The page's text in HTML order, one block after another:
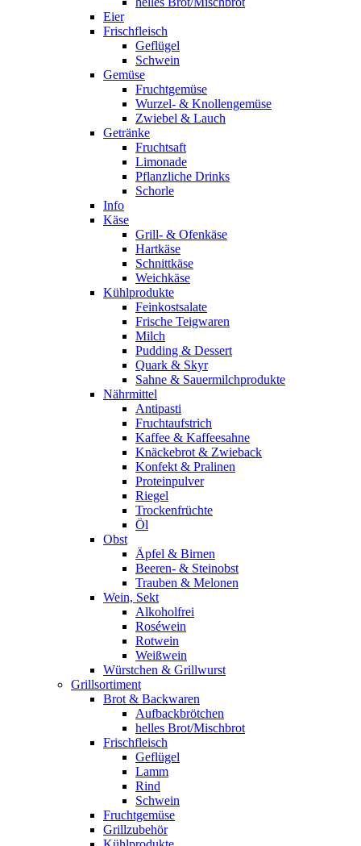
Eier
Frischfleisch
Geflügel
Schwein
Gemüse
Fruchtgemüse
Wurzel- & Knollengemüse
Zwiebel & Lauch
Getränke
Fruchtsaft
Limonade
Pflanzliche Drinks
Schorle
Info
Käse
Grill- & Ofenkäse
Hartkäse
Schnittkäse
Weichkäse
Kühlprodukte
Feinkostsalate
Frische Teigwaren
Milch
Pudding & Dessert
Quark & Skyr
Sahne & Sauermilchprodukte
Nährmittel
Antipasti
Fruchtaufstrich
Kaffee & Kaffeesahne
Knäckebrot & Zwieback
Konfekt & Pralinen
Proteinpulver
Riegel
Trockenfrüchte
Öl
Obst
Äpfel & Birnen
Beeren- & Steinobst
Trauben & Melonen
Wein, Sekt
Alkoholfrei
Roséwein
Rotwein
Weißwein
Würstchen & Grillwurst
Grillsortiment
Brot & Backwaren
Aufbackbrötchen
helles Brot/Mischbrot
Frischfleisch
Geflügel
Lamm
Rind
Schwein
Fruchtgemüse
Grillzubehör